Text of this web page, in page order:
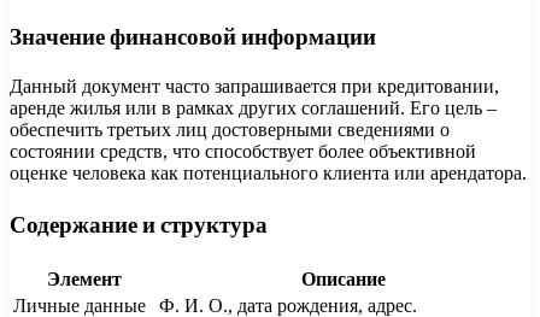
Значение финансовой информации
Данный документ часто запрашивается при кредитовании,
аренде жилья или в рамках других соглашений. Его цель –
обеспечить третьих лиц достоверными сведениями о
состоянии средств, что способствует более объективной
оценке человека как потенциального клиента или арендатора.
Содержание и структура
Элемент
Описание
Личные данные
Ф. И. О., дата рождения, адрес.